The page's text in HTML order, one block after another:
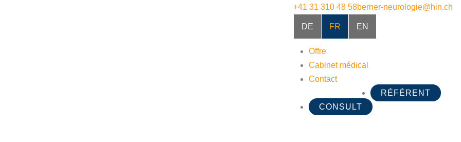
+41 31 310 48 58berner-neurologie@hin.ch
DE FR EN
Offre
Cabinet médical
Contact
RÉFÉRENT
CONSULT